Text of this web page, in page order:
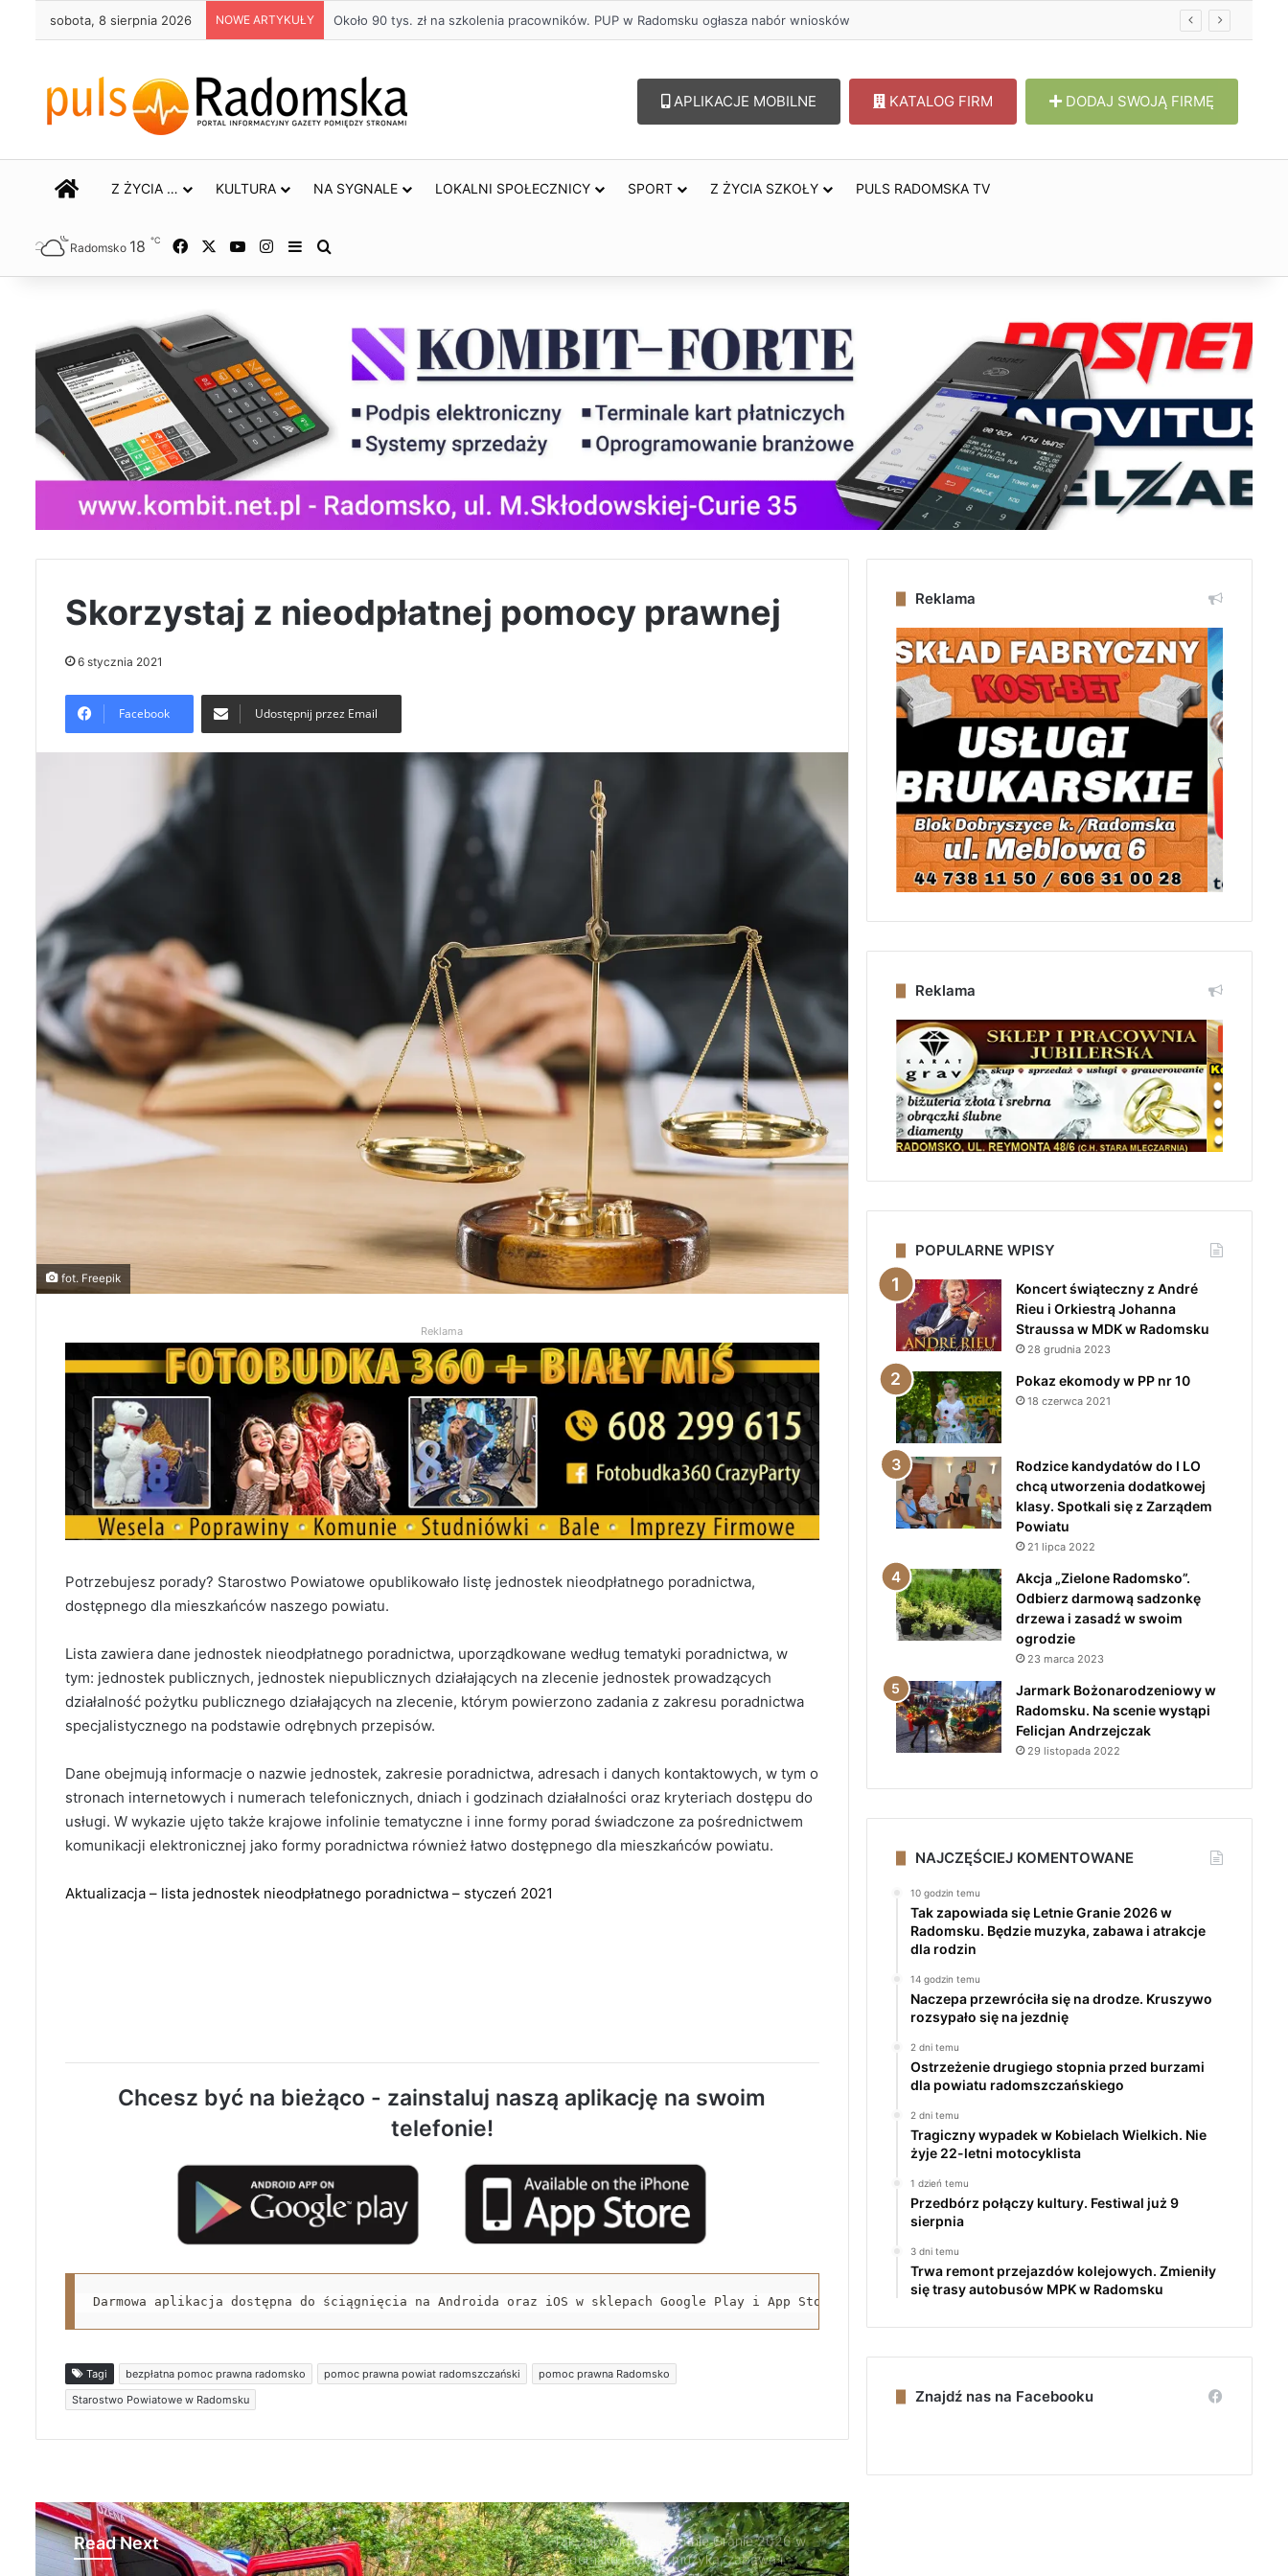
sobota, 8 sierpnia 2026 NOWE ARTYKUŁY Życie bez alkoholu – lepszy wybór. Radomsko włącza się w Miesiąc Trzeźwości
APLIKACJE MOBILNE KATALOG FIRM DODAJ SWOJĄ FIRMĘ
STRONA GŁÓWNA
Z ŻYCIA … KULTURA NA SYGNALE LOKALNI SPOŁECZNICY SPORT Z ŻYCIA SZKOŁY PULS RADOMSKA TV
Radomsko 18 ℃ Facebook YouTubeInstagram
Sidebar
Skorzystaj z nieodpłatnej pomocy prawnej
6 stycznia 2021
Facebook Udostępnij przez Email
fot. Freepik
Reklama
Potrzebujesz porady? Starostwo Powiatowe opublikowało listę jednostek nieodpłatnego poradnictwa,
dostępnego dla mieszkańców naszego powiatu.
Lista zawiera dane jednostek nieodpłatnego poradnictwa, uporządkowane według tematyki poradnictwa, w
tym: jednostek publicznych, jednostek niepublicznych działających na zlecenie jednostek prowadzących
działalność pożytku publicznego działających na zlecenie, którym powierzono zadania z zakresu poradnictwa
specjalistycznego na podstawie odrębnych przepisów.
Dane obejmują informacje o nazwie jednostek, zakresie poradnictwa, adresach i danych kontaktowych, w tym o
stronach internetowych i numerach telefonicznych, dniach i godzinach działalności oraz kryteriach dostępu do
usługi. W wykazie ujęto także krajowe infolinie tematyczne i inne formy porad świadczone za pośrednictwem
komunikacji elektronicznej jako formy poradnictwa również łatwo dostępnego dla mieszkańców powiatu.
Aktualizacja – lista jednostek nieodpłatnego poradnictwa – styczeń 2021
Chcesz być na bieżąco - zainstaluj naszą aplikację na swoim
telefonie!
Darmowa aplikacja dostępna do ściągnięcia na Androida oraz iOS w sklepach Google Play i App Store.
Tagi bezpłatna pomoc prawna radomsko pomoc prawna powiat radomszczański
pomoc prawna Radomsko
Starostwo Powiatowe w Radomsku
Read Next
PUP w Radomsku ogłasza nabór wniosków
Trzeźwości
119 km/h w terenie zabudowanym. 37-
latek stracił prawo jazdy i zapłaci 4 tys. zł
Trwa remont przejazdów kolejowych.
Zmieniły się trasy autobusów MPK w
Radomsku. Będzie muzyka, zabawa i
atrakcje dla rodzin
Naczepa przewróciła się na drodze.
Reklama
Reklama
POPULARNE WPISY
Koncert świąteczny z André
Rieu i Orkiestrą Johanna
Straussa w MDK w Radomsku
28 grudnia 2023
Pokaz ekomody w PP nr 10
18 czerwca 2021
Rodzice kandydatów do I LO
chcą utworzenia dodatkowej
klasy. Spotkali się z Zarządem
Powiatu
21 lipca 2022
Akcja „Zielone Radomsko”.
Odbierz darmową sadzonkę
drzewa i zasadź w swoim
ogrodzie
23 marca 2023
Jarmark Bożonarodzeniowy w
Radomsku. Na scenie wystąpi
Felicjan Andrzejczak
29 listopada 2022
NAJCZĘŚCIEJ KOMENTOWANE
10 godzin temu
Tak zapowiada się Letnie Granie 2026 w
Radomsku. Będzie muzyka, zabawa i atrakcje
dla rodzin
14 godzin temu
Naczepa przewróciła się na drodze. Kruszywo
rozsypało się na jezdnię
2 dni temu
Ostrzeżenie drugiego stopnia przed burzami
dla powiatu radomszczańskiego
2 dni temu
Tragiczny wypadek w Kobielach Wielkich. Nie
żyje 22-letni motocyklista
1 dzień temu
Przedbórz połączy kultury. Festiwal już 9
sierpnia
3 dni temu
Trwa remont przejazdów kolejowych. Zmieniły
się trasy autobusów MPK w Radomsku
Znajdź nas na Facebooku